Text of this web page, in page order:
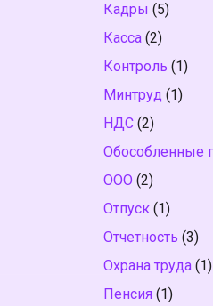
Кадры (5)
Касса (2)
Контроль (1)
Минтруд (1)
НДС (2)
Обособленные
ООО (2)
Отпуск (1)
Отчетность (3)
Охрана труда (1)
Пенсия (1)